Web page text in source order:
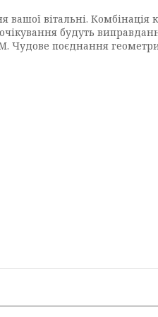
вітальні. Комбінація
будуть
Чудове поєднання